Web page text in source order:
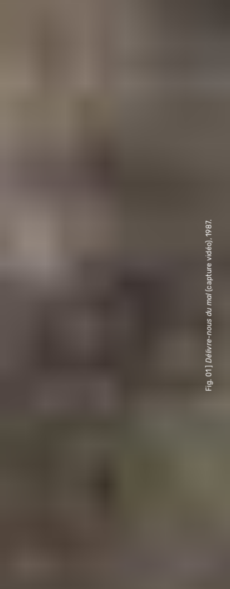
Fig. 01 ]
Délivre-nous du mal
(capture vidéo), 1987.